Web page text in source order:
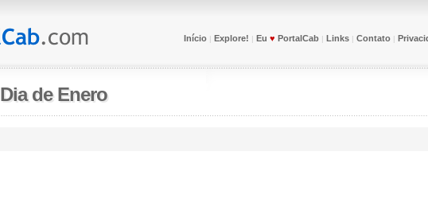
Início| Explore! | Eu ♥ PortalCab| Links| Contato|
Dia de Enero